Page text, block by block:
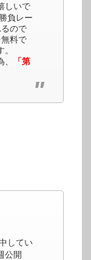
しいで
負レー
ので
料で
「第
してい
公開